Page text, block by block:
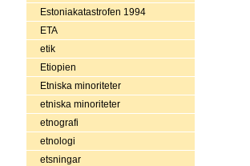
Estoniakatastrofen 1994
ETA
etik
Etiopien
Etniska minoriteter
etniska minoriteter
etnografi
etnologi
etsningar